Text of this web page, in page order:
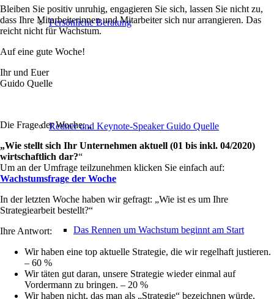
Persönliche Beratung
Redner und Keynote-Speaker Guido Quelle
Das Rennen um Wachstum beginnt am Start
Bleiben Sie positiv unruhig, engagieren Sie sich, lassen Sie nicht zu,
dass Ihre Mitarbeiterinnen und Mitarbeiter sich nur arrangieren. Das
reicht nicht für Wachstum.
Auf eine gute Woche!
Ihr und Euer
Guido Quelle
Die Frage der Woche: „
„Wie stellt sich Ihr Unternehmen aktuell (01 bis inkl. 04/2020)
wirtschaftlich dar?“
Um an der Umfrage teilzunehmen klicken Sie einfach auf:
Wachstumsfrage der Woche
In der letzten Woche haben wir gefragt: „Wie ist es um Ihre
Strategiearbeit bestellt?“
Ihre Antwort:
Wir haben eine top aktuelle Strategie, die wir regelhaft justieren.
– 60 %
Wir täten gut daran, unsere Strategie wieder einmal auf
Vordermann zu bringen. – 20 %
Wir haben nicht, das man als „Strategie“ bezeichnen würde,